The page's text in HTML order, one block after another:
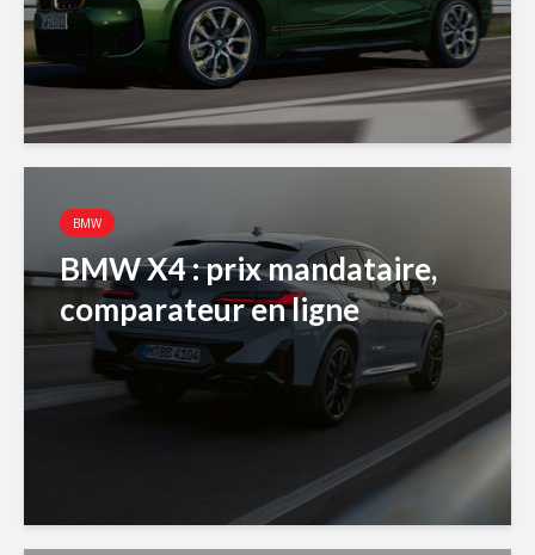
BMW
BMW X4 : prix mandataire,
comparateur en ligne